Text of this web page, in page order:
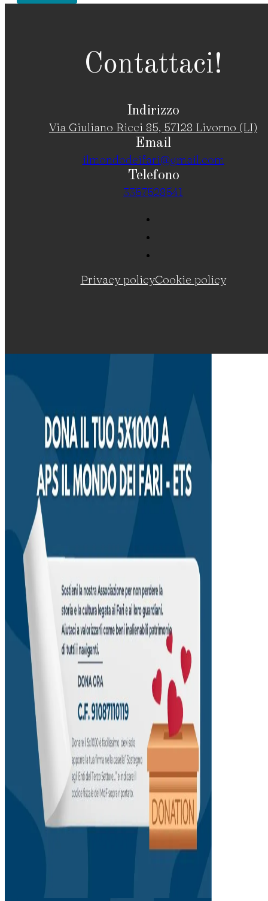
Contattaci!
Indirizzo
Via Giuliano Ricci 85, 57128 Livorno (LI)
Email
ilmondodeifari@gmail.com
Telefono
3357528541
Privacy policyCookie policy